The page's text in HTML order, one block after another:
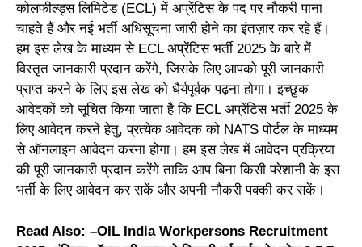
कोलफील्ड्स लिमिटेड (ECL) में अप्रेंटिस के पद पर नौकरी पाना
चाहते हैं और नई भर्ती अधिसूचना जारी होने का इंतज़ार कर रहे हैं।
हम इस लेख के माध्यम से ECL अप्रेंटिस भर्ती 2025 के बारे में
विस्तृत जानकारी प्रदान करेंगे, जिसके लिए आपको पूरी जानकारी
प्राप्त करने के लिए इस लेख को धैर्यपूर्वक पढ़ना होगा। इच्छुक
आवेदकों को सूचित किया जाता है कि ECL अप्रेंटिस भर्ती 2025 के
लिए आवेदन करने हेतु, प्रत्येक आवेदक को NATS पोर्टल के माध्यम
से ऑनलाइन आवेदन करना होगा। हम इस लेख में आवेदन प्रक्रिया
की पूरी जानकारी प्रदान करेंगे ताकि आप बिना किसी परेशानी के इस
भर्ती के लिए आवेदन कर सकें और अपनी नौकरी पक्की कर सकें।
Read Also: –OIL India Workpersons Recruitment